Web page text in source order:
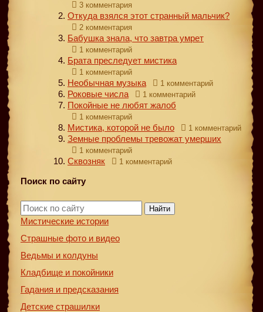
3 комментария
Откуда взялся этот странный мальчик?
2 комментария
Бабушка знала, что завтра умрет
1 комментарий
Брата преследует мистика
1 комментарий
Необычная музыка 1 комментарий
Роковые числа 1 комментарий
Покойные не любят жалоб
1 комментарий
Мистика, которой не было 1 комментарий
Земные проблемы тревожат умерших
1 комментарий
Сквозняк 1 комментарий
Поиск по сайту
Найти
Мистические истории
Страшные фото и видео
Ведьмы и колдуны
Кладбище и покойники
Гадания и предсказания
Детские страшилки